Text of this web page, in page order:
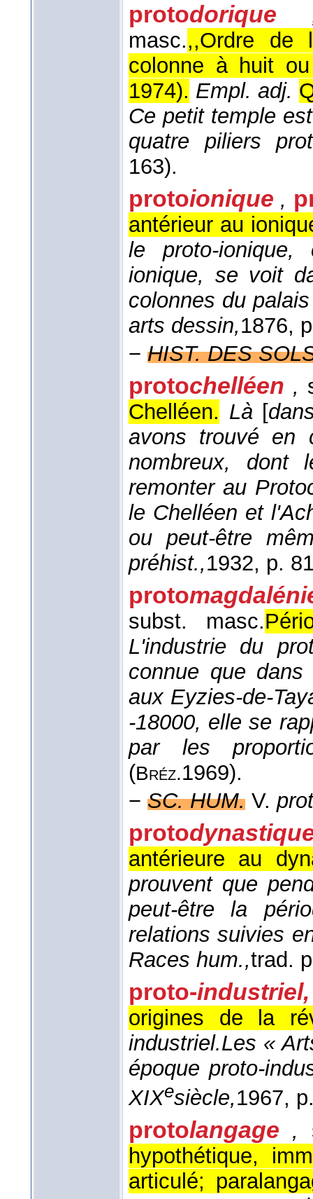
protodorique
masc.,,Ordre de
colonne à huit
1974). Empl. adj.
Ce petit temple
quatre piliers
163).
protoionique ,
antérieur au
le proto-ionique,
ionique, se voit
colonnes du
arts dessin,1876,
− HIST. DES
protochelléen ,
Chelléen. Là[
avons trouvé en
nombreux, dont
remonter au
le Chelléen et
ou peut-être
préhist.,1932, p.
proto
subst. masc.
L'industrie du
connue que
aux Eyzies-de-
-18000, elle se
par les
(Bréz.1969).
− SC. HUM. V.
proto
antérieure au
prouvent que
peut-être la
relations suivies
Races hum.,trad.
proto-
origines de la
industriel.Les «
époque proto-
XIXesiècle,1967,
protolangage ,
hypothétique,
articulé;